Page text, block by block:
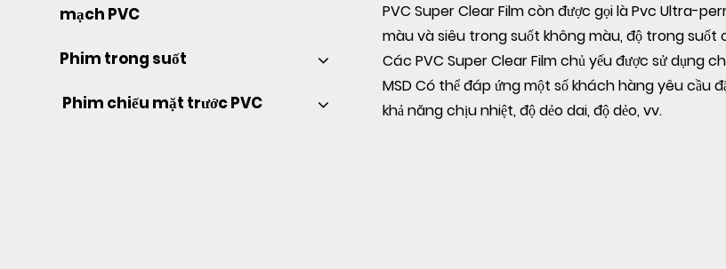
mạch PVC
Phim trong suốt
Phim chiếu mặt trước PVC
PVC Super Clear Film còn được gọi là Pvc Ultra-
màu và siêu trong suốt không màu, độ trong suốt
Các PVC Super Clear Film chủ yếu được sử dụng
MSD Có thể đáp ứng một số khách hàng yêu
khả năng chịu nhiệt, độ dẻo dai, độ dẻo, vv.